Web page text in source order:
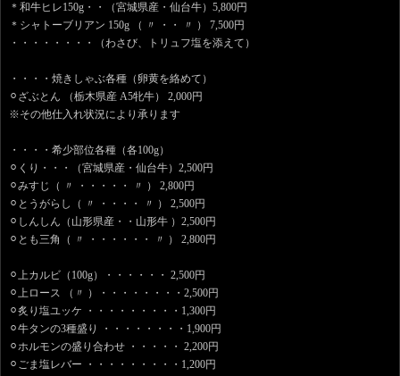
＊和牛ヒレ150g・・（宮城県産・仙台牛）5,800円
＊シャトーブリアン 150g （ 〃 ・・ 〃 ） 7,500円
・・・・・・・・（わさび、トリュフ塩を添えて）
・・・・焼きしゃぶ各種（卵黄を絡めて）
⚪︎ざぶとん （栃木県産 A5牝牛） 2,000円
※その他仕入れ状況により承ります
・・・・希少部位各種（各100g）
⚪︎くり・・・（宮城県産・仙台牛）2,500円
⚪︎みすじ（ 〃 ・・・・・ 〃 ） 2,800円
⚪︎とうがらし（ 〃 ・・・・ 〃 ） 2,500円
⚪︎しんしん（山形県産・・山形牛 ）2,500円
⚪︎とも三角（ 〃 ・・・・・・ 〃 ） 2,800円
⚪︎上カルビ（100g）・・・・・・ 2,500円
⚪︎上ロース （〃 ）・・・・・・・・2,500円
⚪︎炙り塩ユッケ ・・・・・・・・・1,300円
⚪︎牛タンの3種盛り ・・・・・・・・1,900円
⚪︎ホルモンの盛り合わせ ・・・・・ 2,200円
⚪︎ごま塩レバー ・・・・・・・・・1,200円